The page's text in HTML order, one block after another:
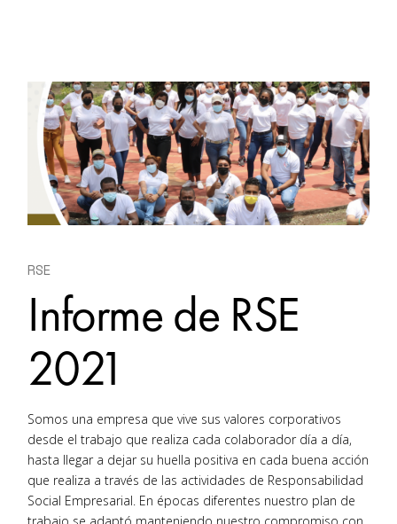
RSE
Informe de RSE
2021
Somos una empresa que vive sus valores corporativos
desde el trabajo que realiza cada colaborador día a día,
hasta llegar a dejar su huella positiva en cada buena acción
que realiza a través de las actividades de Responsabilidad
Social Empresarial. En épocas diferentes nuestro plan de